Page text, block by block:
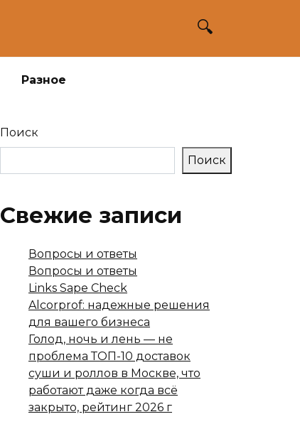
Разное
Поиск
Поиск
Свежие записи
Вопросы и ответы
Вопросы и ответы
Links Sape Check
Alcorprof: надежные решения
для вашего бизнеса
Голод, ночь и лень — не
проблема ТОП-10 доставок
суши и роллов в Москве, что
работают даже когда всё
закрыто, рейтинг 2026 г